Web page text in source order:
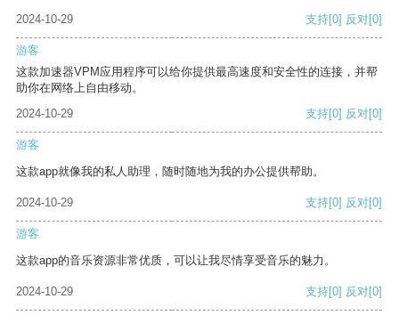
2024-10-29 支持[0] 反对[0]
游客
这款加速器VPM应用程序可以给你提供最高速度和安全性的连接，并帮
助你在网络上自由移动。
2024-10-29
支持[0] 反对[0]
游客
这款app就像我的私人助理，随时随地为我的办公提供帮助。
2024-10-29 支持[0] 反对[0]
游客
这款app的音乐资源非常优质，可以让我尽情享受音乐的魅力。
2024-10-29 支持[0] 反对[0]